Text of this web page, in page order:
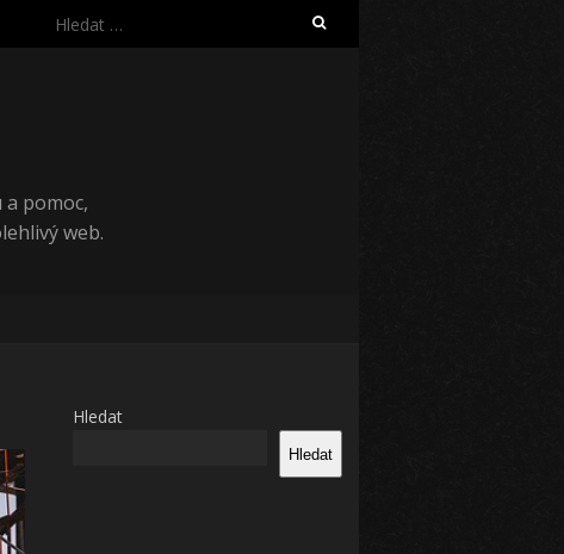
Vyhledávání
pomoc,
web.
Hledat
Hledat